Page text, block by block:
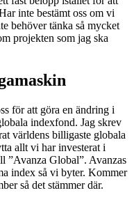
inte bestämt oss om vi
behöver tänka så mycket
projekten som jag ska
för att göra en ändring i
indexfond. Jag skrev
världens billigaste globala
allt vi har investerat i
”Avanza Global”. Avanzas
index så vi byter. Kommer
så det stämmer där.